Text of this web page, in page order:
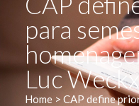
para
Luc Weckx
Home > CAP define